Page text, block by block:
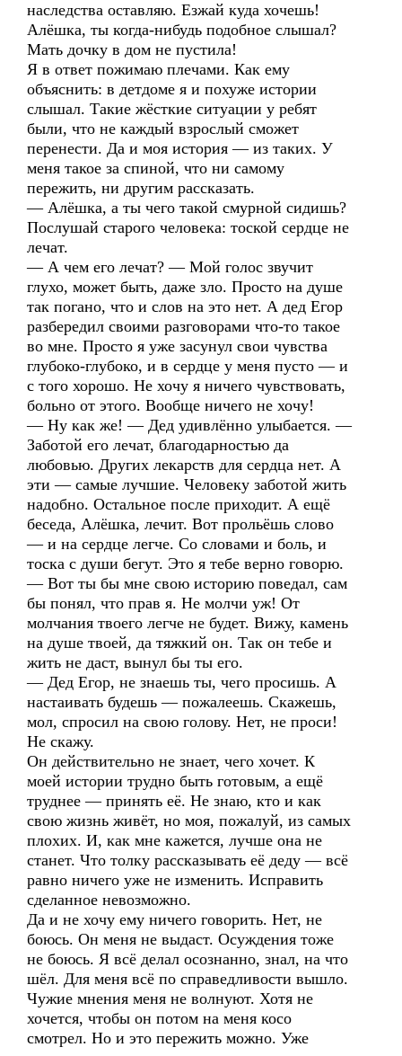
наследства оставляю. Езжай куда хочешь!
Алёшка, ты когда-нибудь подобное слышал?
Мать дочку в дом не пустила!
Я в ответ пожимаю плечами. Как ему
объяснить: в детдоме я и похуже истории
слышал. Такие жёсткие ситуации у ребят
были, что не каждый взрослый сможет
перенести. Да и моя история — из таких. У
меня такое за спиной, что ни самому
пережить, ни другим рассказать.
— Алёшка, а ты чего такой смурной сидишь?
Послушай старого человека: тоской сердце не
лечат.
— А чем его лечат? — Мой голос звучит
глухо, может быть, даже зло. Просто на душе
так погано, что и слов на это нет. А дед Егор
разбередил своими разговорами что-то такое
во мне. Просто я уже засунул свои чувства
глубоко-глубоко, и в сердце у меня пусто — и
с того хорошо. Не хочу я ничего чувствовать,
больно от этого. Вообще ничего не хочу!
— Ну как же! — Дед удивлённо улыбается. —
Заботой его лечат, благодарностью да
любовью. Других лекарств для сердца нет. А
эти — самые лучшие. Человеку заботой жить
надобно. Остальное после приходит. А ещё
беседа, Алёшка, лечит. Вот прольёшь слово
— и на сердце легче. Со словами и боль, и
тоска с души бегут. Это я тебе верно говорю.
— Вот ты бы мне свою историю поведал, сам
бы понял, что прав я. Не молчи уж! От
молчания твоего легче не будет. Вижу, камень
на душе твоей, да тяжкий он. Так он тебе и
жить не даст, вынул бы ты его.
— Дед Егор, не знаешь ты, чего просишь. А
настаивать будешь — пожалеешь. Скажешь,
мол, спросил на свою голову. Нет, не проси!
Не скажу.
Он действительно не знает, чего хочет. К
моей истории трудно быть готовым, а ещё
труднее — принять её. Не знаю, кто и как
свою жизнь живёт, но моя, пожалуй, из самых
плохих. И, как мне кажется, лучше она не
станет. Что толку рассказывать её деду — всё
равно ничего уже не изменить. Исправить
сделанное невозможно.
Да и не хочу ему ничего говорить. Нет, не
боюсь. Он меня не выдаст. Осуждения тоже
не боюсь. Я всё делал осознанно, знал, на что
шёл. Для меня всё по справедливости вышло.
Чужие мнения меня не волнуют. Хотя не
хочется, чтобы он потом на меня косо
смотрел. Но и это пережить можно. Уже